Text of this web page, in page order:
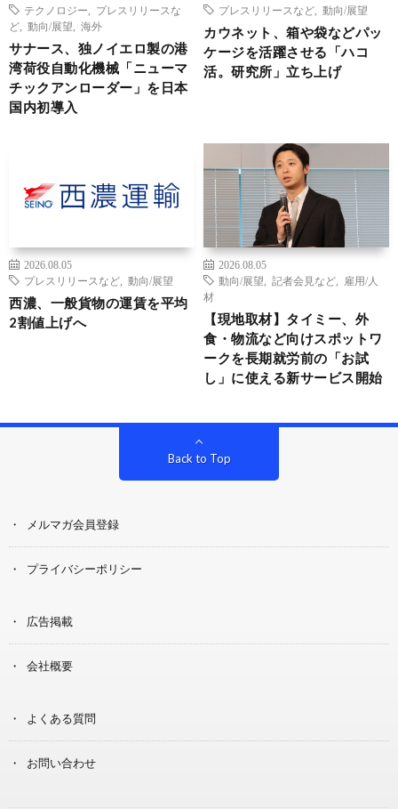
テクノロジー
プレスリリースな
ど
動向/展望 海外
サナース、独ノイエロ製の港
湾荷役自動化機械「ニューマ
チックアンローダー」を日本
国内初導入
プレスリリースなど
動向/展望
カウネット、箱や袋などパッ
ケージを活躍させる「ハコ
活。研究所」立ち上げ
2026.08.05
プレスリリースなど
動向/展望
西濃、一般貨物の運賃を平均
2割値上げへ
2026.08.05
動向/展望
記者会見など
雇用/人
材
【現地取材】タイミー、外
食・物流など向けスポットワ
ークを長期就労前の「お試
し」に使える新サービス開始
Back to Top
メルマガ会員登録
プライバシーポリシー
広告掲載
会社概要
よくある質問
お問い合わせ